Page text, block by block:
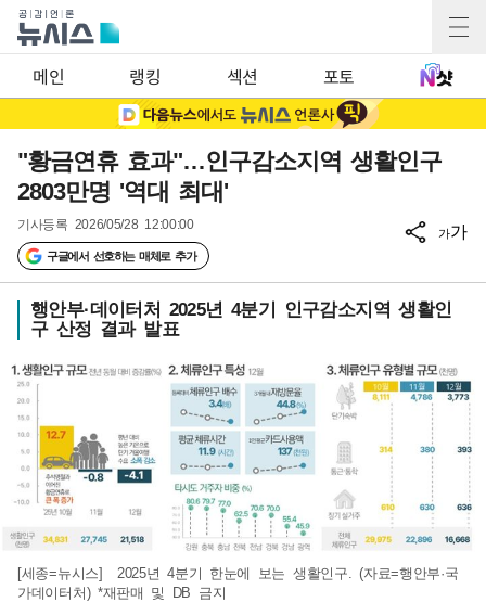
메인 랭킹 섹션 포토
"황금연휴 효과"…인구감소지역 생활인구
2803만명 '역대 최대'
기사등록 2026/05/28 12:00:00
구글에서 선호하는 매체로 추가
가가
행안부·데이터처 2025년 4분기 인구감소지역 생활인
구 산정 결과 발표
[세종=뉴시스] 2025년 4분기 한눈에 보는 생활인구. (자료=행안부·국
가데이터처) *재판매 및 DB 금지